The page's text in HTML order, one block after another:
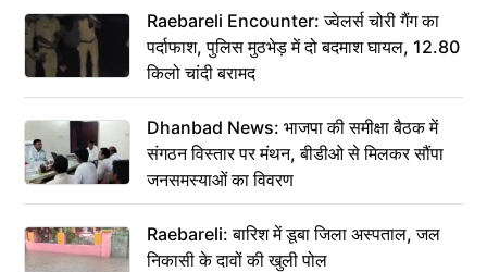
Raebareli Encounter: ज्वेलर्स चोरी गैंग का
पर्दाफाश, पुलिस मुठभेड़ में दो बदमाश घायल, 12.80
किलो चांदी बरामद
Dhanbad News: भाजपा की समीक्षा बैठक में
संगठन विस्तार पर मंथन, बीडीओ से मिलकर सौंपा
जनसमस्याओं का विवरण
Raebareli: बारिश में डूबा जिला अस्पताल, जल
निकासी के दावों की खुली पोल